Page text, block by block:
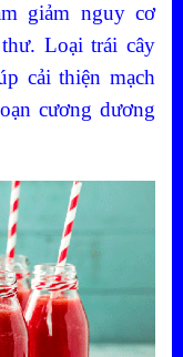
giảm nguy cơ
Loại trái cây
cải thiện mạch
cương dương